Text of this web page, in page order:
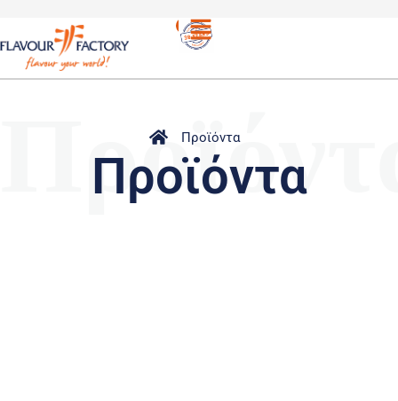
Προϊόντα
Προϊόντα